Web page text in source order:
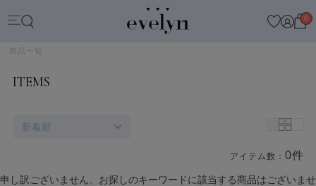
0
商品一覧
ITEMS
新着順
アイテム数：0件
商品一覧
申し訳ございません。お探しのキーワードに該当する商品はございませ